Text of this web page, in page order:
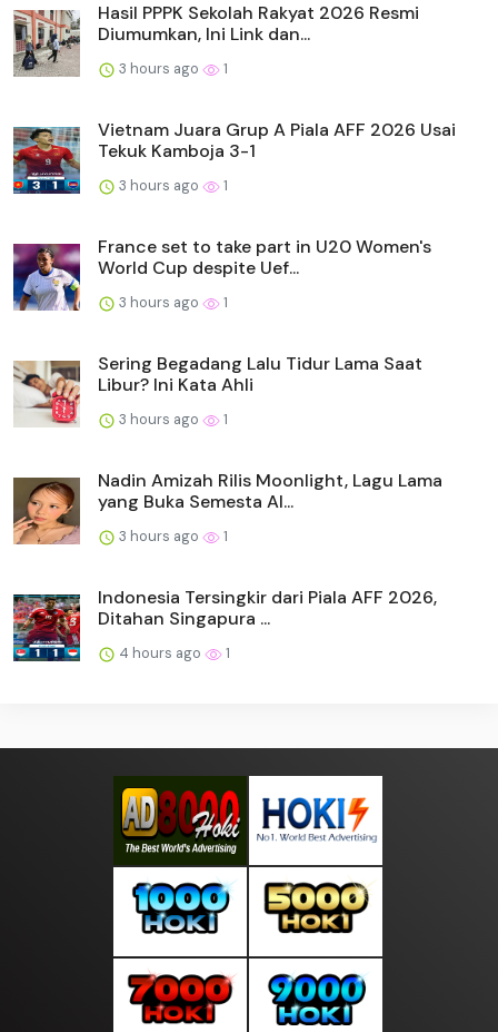
Hasil PPPK Sekolah Rakyat 2026 Resmi
Diumumkan, Ini Link dan...
3 hours ago 1
Vietnam Juara Grup A Piala AFF 2026 Usai
Tekuk Kamboja 3-1
3 hours ago 1
France set to take part in U20 Women's
World Cup despite Uef...
3 hours ago 1
Sering Begadang Lalu Tidur Lama Saat
Libur? Ini Kata Ahli
3 hours ago 1
Nadin Amizah Rilis Moonlight, Lagu Lama
yang Buka Semesta Al...
3 hours ago 1
Indonesia Tersingkir dari Piala AFF 2026,
Ditahan Singapura ...
4 hours ago 1